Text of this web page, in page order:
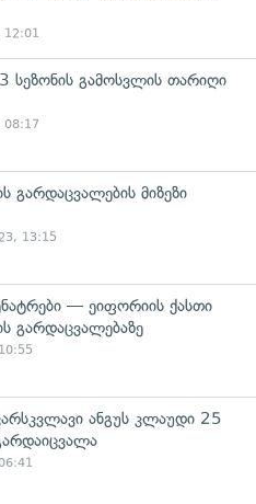
12:01
სეზონის გამოსვლის თარიღი
08:17
გარდაცვალების მიზეზი
13:15
— ეიფორიის ქასთი
გარდაცვალებაზე
ანგუს კლაუდი 25